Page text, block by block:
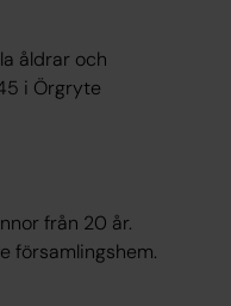
åldrar och
i Örgryte
från 20 år.
församlingshem.